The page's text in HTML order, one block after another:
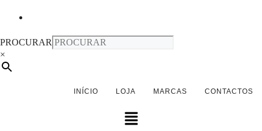
PROCURAR
×
INÍCIO LOJA MARCAS CONTACTOS
Menu